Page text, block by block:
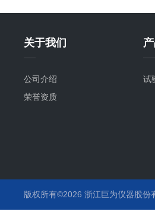
关于我们
公司介绍
荣誉资质
试
版权所有©2026 浙江巨为仪器股